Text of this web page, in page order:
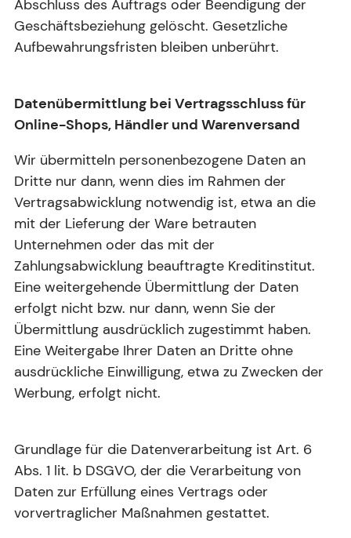
Abschluss des Auftrags oder Beendigung der
Geschäftsbeziehung gelöscht. Gesetzliche
Aufbewahrungsfristen bleiben unberührt.
Datenübermittlung bei Vertragsschluss für
Online-Shops, Händler und Warenversand
Wir übermitteln personenbezogene Daten an
Dritte nur dann, wenn dies im Rahmen der
Vertragsabwicklung notwendig ist, etwa an die
mit der Lieferung der Ware betrauten
Unternehmen oder das mit der
Zahlungsabwicklung beauftragte Kreditinstitut.
Eine weitergehende Übermittlung der Daten
erfolgt nicht bzw. nur dann, wenn Sie der
Übermittlung ausdrücklich zugestimmt haben.
Eine Weitergabe Ihrer Daten an Dritte ohne
ausdrückliche Einwilligung, etwa zu Zwecken der
Werbung, erfolgt nicht.
Grundlage für die Datenverarbeitung ist Art. 6
Abs. 1 lit. b DSGVO, der die Verarbeitung von
Daten zur Erfüllung eines Vertrags oder
vorvertraglicher Maßnahmen gestattet.